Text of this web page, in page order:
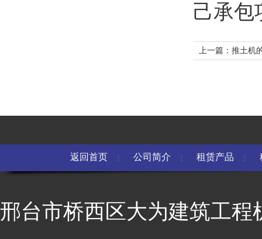
己承包
上一篇：推土机
返回首页 公司简介 租赁产品
邢台市桥西区大为建筑工程